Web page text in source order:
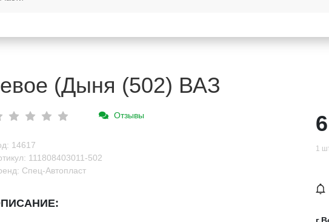
(Дыня (502) ВАЗ
Отзывы
14617
111808403011-502
Спец-Автопласт
1